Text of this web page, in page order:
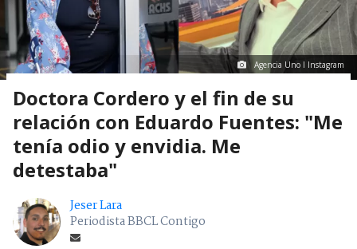
Agencia Uno I Instagram
Doctora Cordero y el fin de su
relación con Eduardo Fuentes: "Me
tenía odio y envidia. Me
detestaba"
Jeser Lara
Periodista BBCL Contigo